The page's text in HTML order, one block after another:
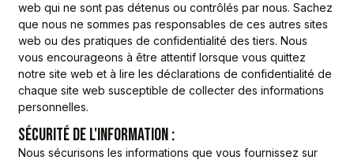
web qui ne sont pas détenus ou contrôlés par nous. Sachez
que nous ne sommes pas responsables de ces autres sites
web ou des pratiques de confidentialité des tiers. Nous
vous encourageons à être attentif lorsque vous quittez
notre site web et à lire les déclarations de confidentialité de
chaque site web susceptible de collecter des informations
personnelles.
SÉCURITÉ DE L'INFORMATION :
Nous sécurisons les informations que vous fournissez sur